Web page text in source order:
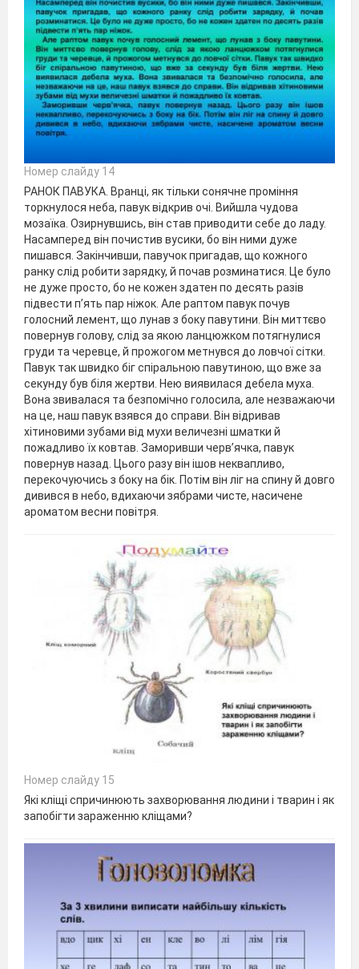
Номер слайду 14
РАНОК ПАВУКА. Вранці, як тільки сонячне проміння
торкнулося неба, павук відкрив очі. Вийшла чудова
мозаїка. Озирнувшись, він став приводити себе до ладу.
Насамперед він почистив вусики, бо він ними дуже
пишався. Закінчивши, павучок пригадав, що кожного
ранку слід робити зарядку, й почав розминатися. Це було
не дуже просто, бо не кожен здатен по десять разів
підвести п’ять пар ніжок. Але раптом павук почув
голосний лемент, що лунав з боку павутини. Він миттєво
повернув голову, слід за якою ланцюжком потягнулися
груди та черевце, й прожогом метнувся до ловчої сітки.
Павук так швидко біг спіральною павутиною, що вже за
секунду був біля жертви. Нею виявилася дебела муха.
Вона звивалася та безпомічно голосила, але незважаючи
на це, наш павук взявся до справи. Він відривав
хітиновими зубами від мухи величезні шматки й
пожадливо їх ковтав. Заморивши черв’ячка, павук
повернув назад. Цього разу він ішов неквапливо,
перекочуючись з боку на бік. Потім він ліг на спину й довго
дивився в небо, вдихаючи зябрами чисте, насичене
ароматом весни повітря.
Номер слайду 15
Які кліщі спричинюють захворювання людини і тварин і як
запобігти зараженню кліщами?